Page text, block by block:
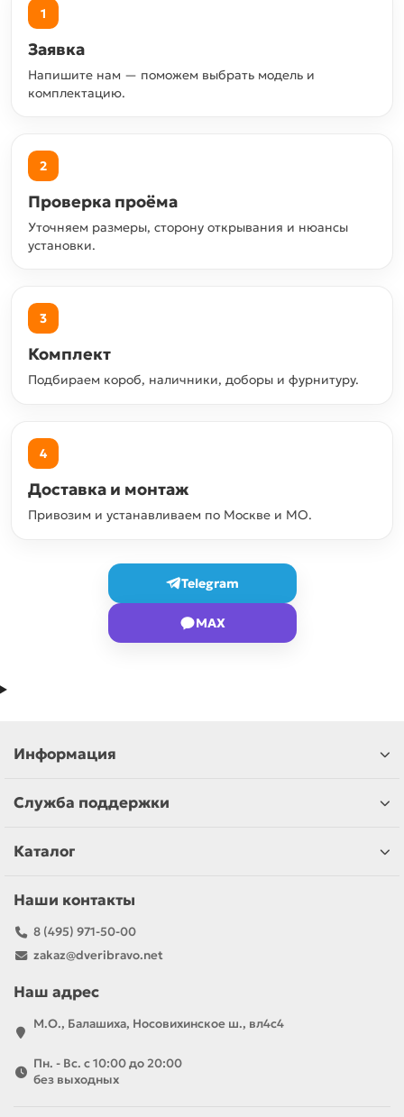
1
Заявка
Напишите нам — поможем выбрать модель и
комплектацию.
2
Проверка проёма
Уточняем размеры, сторону открывания и нюансы
установки.
3
Комплект
Подбираем короб, наличники, доборы и фурнитуру.
4
Доставка и монтаж
Привозим и устанавливаем по Москве и МО.
Telegram
MAX
Информация
Служба поддержки
Каталог
Наши контакты
8 (495) 971-50-00
zakaz@dveribravo.net
Наш адрес
М.О., Балашиха, Носовихинское ш., вл4с4
Пн. - Вс. с 10:00 до 20:00
без выходных